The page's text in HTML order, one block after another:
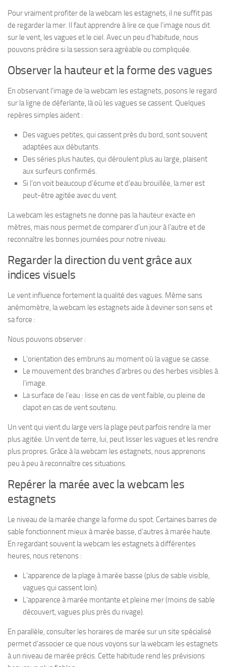
Pour vraiment profiter de la webcam les estagnets, il ne suffit pas
de regarder la mer. Il faut apprendre à lire ce que l’image nous dit
sur le vent, les vagues et le ciel. Avec un peu d’habitude, nous
pouvons prédire si la session sera agréable ou compliquée.
Observer la hauteur et la forme des vagues
En observant l’image de la webcam les estagnets, posons le regard
sur la ligne de déferlante, là où les vagues se cassent. Quelques
repères simples aident :
Des vagues petites, qui cassent près du bord, sont souvent
adaptées aux débutants.
Des séries plus hautes, qui déroulent plus au large, plaisent
aux surfeurs confirmés.
Si l’on voit beaucoup d’écume et d’eau brouillée, la mer est
peut-être agitée avec du vent.
La webcam les estagnets ne donne pas la hauteur exacte en
mètres, mais nous permet de comparer d’un jour à l’autre et de
reconnaître les bonnes journées pour notre niveau.
Regarder la direction du vent grâce aux
indices visuels
Le vent influence fortement la qualité des vagues. Même sans
anémomètre, la webcam les estagnets aide à deviner son sens et
sa force :
Nous pouvons observer :
L’orientation des embruns au moment où la vague se casse.
Le mouvement des branches d’arbres ou des herbes visibles à
l’image.
La surface de l’eau : lisse en cas de vent faible, ou pleine de
clapot en cas de vent soutenu.
Un vent qui vient du large vers la plage peut parfois rendre la mer
plus agitée. Un vent de terre, lui, peut lisser les vagues et les rendre
plus propres. Grâce à la webcam les estagnets, nous apprenons
peu à peu à reconnaître ces situations.
Repérer la marée avec la webcam les
estagnets
Le niveau de la marée change la forme du spot. Certaines barres de
sable fonctionnent mieux à marée basse, d’autres à marée haute.
En regardant souvent la webcam les estagnets à différentes
heures, nous retenons :
L’apparence de la plage à marée basse (plus de sable visible,
vagues qui cassent loin).
L’apparence à marée montante et pleine mer (moins de sable
découvert, vagues plus près du rivage).
En parallèle, consulter les horaires de marée sur un site spécialisé
permet d’associer ce que nous voyons sur la webcam les estagnets
à un niveau de marée précis. Cette habitude rend les prévisions